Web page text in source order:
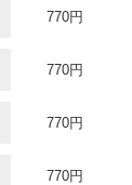
770円
770円
770円
770円